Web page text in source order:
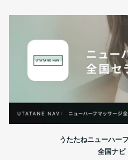
うたたねニューハー
全国ナビ